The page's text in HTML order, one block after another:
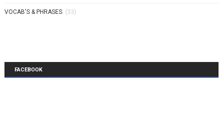
VOCAB'S & PHRASES (33)
FACEBOOK